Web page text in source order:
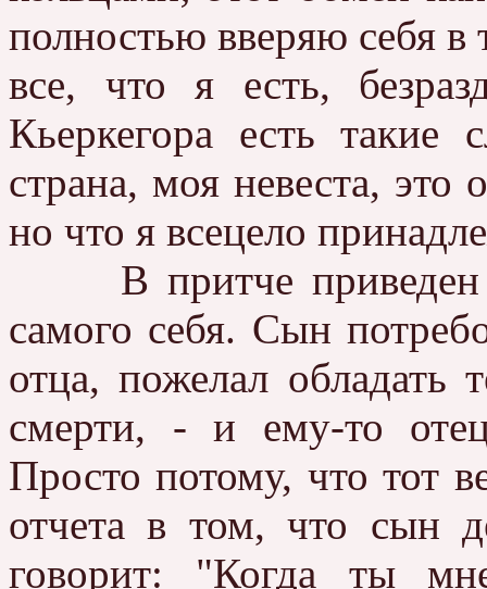
полностью вверяю себя в
все, что я есть,
Кьеркегора есть
страна, моя невеста, это
но что я всецело
В притче приведен и
самого себя. Сын
отца, пожелал обладать
смерти, - и ему-то
Просто потому, что тот
отчета в том, что сын
говорит: "Когда ты